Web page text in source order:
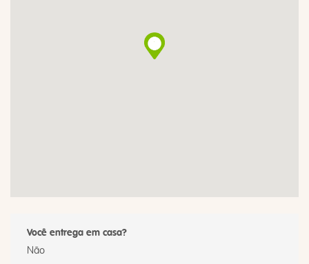
Você entrega em casa?
Não